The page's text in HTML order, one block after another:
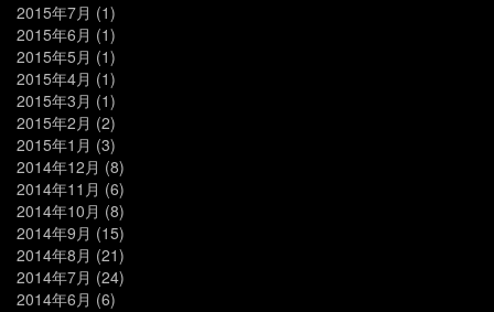
2015年7月 (1)
2015年6月 (1)
2015年5月 (1)
2015年4月 (1)
2015年3月 (1)
2015年2月 (2)
2015年1月 (3)
2014年12月 (8)
2014年11月 (6)
2014年10月 (8)
2014年9月 (15)
2014年8月 (21)
2014年7月 (24)
2014年6月 (6)